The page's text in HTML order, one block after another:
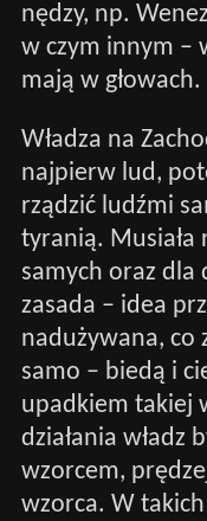
nędzy, np.
w czym innym –
mają w głowach.
Władza na
najpierw lud,
rządzić ludźmi
tyranią. Musiała
samych oraz dla
zasada – idea
nadużywana, co
samo – biedą i
upadkiem takiej
działania władz
wzorcem,
wzorca. W